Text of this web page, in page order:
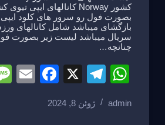
بصورت فول رو سرور های کلود ایپی
بازگشای میباشد شامل کانالهای
سریال میباشد لیست زیر بصورت
چنانچه…
W
at
T
e
X
F
E
admin ژوئن 8, 2024